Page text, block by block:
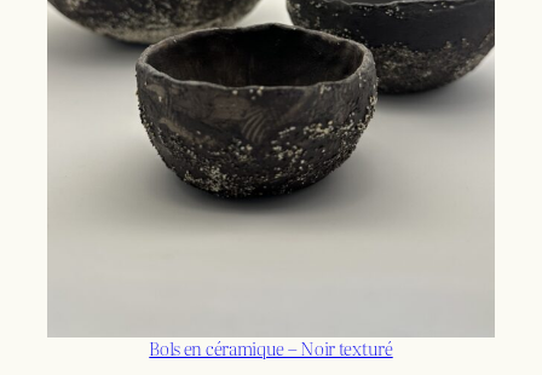
Bols en céramique – Noir texturé